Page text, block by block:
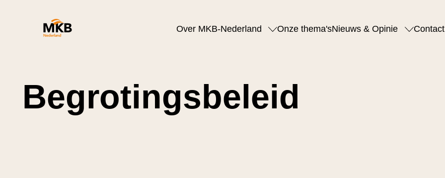
Over MKB-Nederland Onze thema'sNieuws & Opinie Contact
Begrotingsbeleid